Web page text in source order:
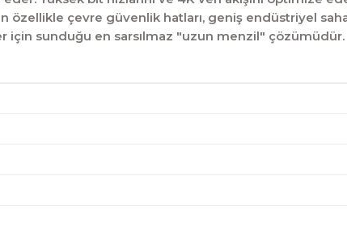
özellikle çevre güvenlik hatları, geniş endüstriyel
sunduğu en sarsılmaz "uzun menzil" çözümüdür.